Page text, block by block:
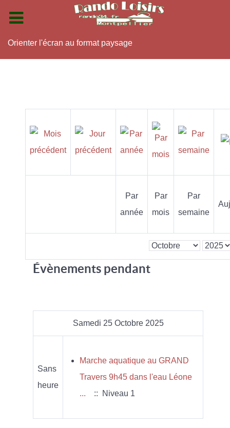
Orienter l'écran au format paysage
Par
année
Par
mois
Par
semaine
Évènements pendant
Samedi 25 Octobre 2025
Sans
heure
Marche aquatique au GRAND
Travers 9h45 dans l'eau Léone
...
:: Niveau 1